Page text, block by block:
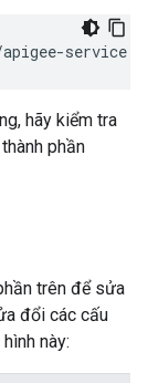
apigee-service
hãy kiểm tra
phần
trên để sửa
đổi các cấu
này: